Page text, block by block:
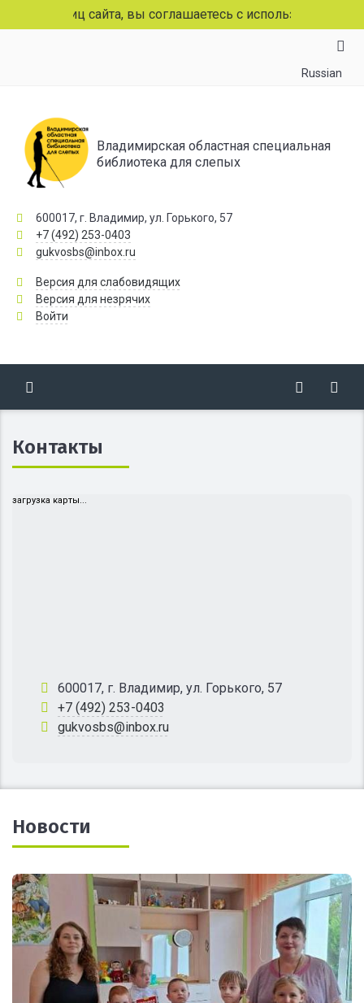
сайта, вы соглашаетесь с использованием файлов
Russian
Владимирская областная специальная
библиотека для слепых
600017, г. Владимир, ул. Горького, 57
+7 (492) 253-0403
gukvosbs@inbox.ru
Версия для слабовидящих
Версия для незрячих
Войти
Контакты
загрузка карты...
600017, г. Владимир, ул. Горького, 57
+7 (492) 253-0403
gukvosbs@inbox.ru
Новости